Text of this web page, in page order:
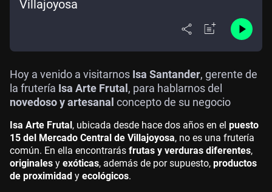
Villajoyosa
Hoy a venido a visitarnos Isa Santander, gerente de
la frutería Isa Arte Frutal , para hablarnos del
novedoso y artesanal concepto de su negocio
Isa Arte Frutal, ubicada desde hace dos años en el puesto
15 del Mercado Central de Villajoyosa, no es una frutería
común. En ella encontrarás frutas y verduras diferentes,
originales y exóticas, además de por supuesto, productos
de proximidad y ecológicos.